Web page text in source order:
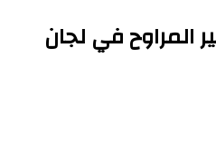
المراوح في لجان